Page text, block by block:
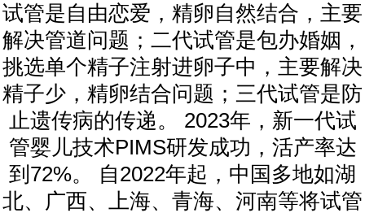
试管是自由恋爱，精卵自然结合，主要
解决管道问题；二代试管是包办婚姻，
挑选单个精子注射进卵子中，主要解决
精子少，精卵结合问题；三代试管是防
止遗传病的传递。 2023年，新一代试
管婴儿技术PIMS研发成功，活产率达
到72%。 自2022年起，中国多地如湖
北、广西、上海、青海、河南等将试管